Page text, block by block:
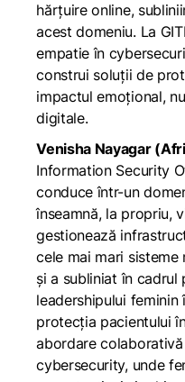
hărțuire online,
acest domeniu. La
empatie în
construi soluții de
impactul emoțional,
digitale.
Venisha Nayagar
Information Security
conduce într-un
înseamnă, la propriu,
gestionează
cele mai mari
și a subliniat în cadrul
leadershipului
protecția pacientului
abordare
cybersecurity, unde